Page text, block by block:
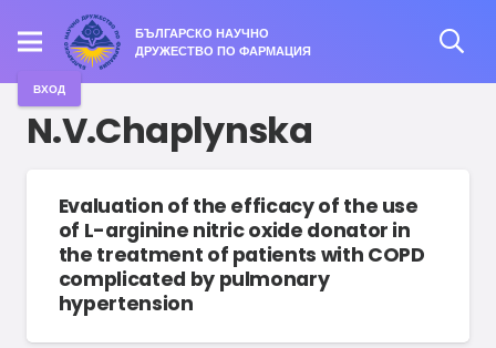
БЪЛГАРСКО НАУЧНО
ДРУЖЕСТВО ПО ФАРМАЦИЯ
ВХОД
N.V.Chaplynska
Evaluation of the efficacy of the use
of L-arginine nitric oxide donator in
the treatment of patients with COPD
complicated by pulmonary
hypertension